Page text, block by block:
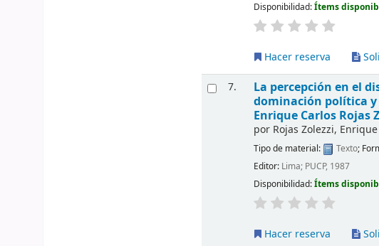
Disponibilidad:Ítems
Hacer reserva
7.
La percepción en el
dominación política y
Enrique Carlos Rojas
por Rojas Zolezzi,
Tipo de material: Texto;
Editor: Lima; PUCP, 1987
Disponibilidad:Ítems
Hacer reserva